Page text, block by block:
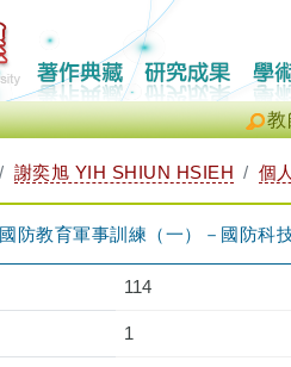
教
謝奕旭 YIH SHIUN HSIEH 個
防教育軍事訓練（一）－國防科
114
1